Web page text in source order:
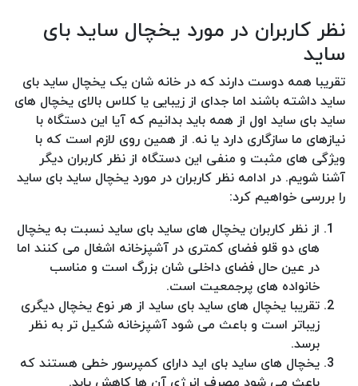
نظر کاربران در مورد یخچال ساید بای
ساید
تقریبا همه دوست دارند که در خانه شان یک یخچال ساید بای
ساید داشته باشند اما جدای از زیبایی یا کلاس بالای یخچال های
ساید بای ساید اول از همه باید بدانیم که آیا این دستگاه با
نیازهای ما سازگاری دارد یا نه. از همین روی لازم است که با
ویژگی های مثبت و منفی این دستگاه از نظر کاربران دیگر
آشنا شویم. در ادامه نظر کاربران در مورد یخچال ساید بای ساید
را بررسی خواهیم کرد:
از نظر کاربران یخچال های ساید بای ساید نسبت به یخچال
های دو قلو فضای کمتری در آشپزخانه اشغال می کنند اما
در عین حال فضای داخلی شان بزرگ است و مناسب
خانواده های پرجمعیت است.
تقریبا یخچال های ساید بای ساید از هر نوع یخچال دیگری
زیباتر است و باعث می شود آشپزخانه شکیل تر به نظر
برسد.
یخچال های ساید بای اید دارای کمپرسور خطی هستند که